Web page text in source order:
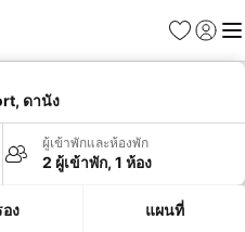
รายการโป
เข้าสู่ร
เมนู
ดานัง
ผู้เข้าพักและห้องพัก
2 ผู้เข้าพัก, 1 ห้อง
ง แผนที่